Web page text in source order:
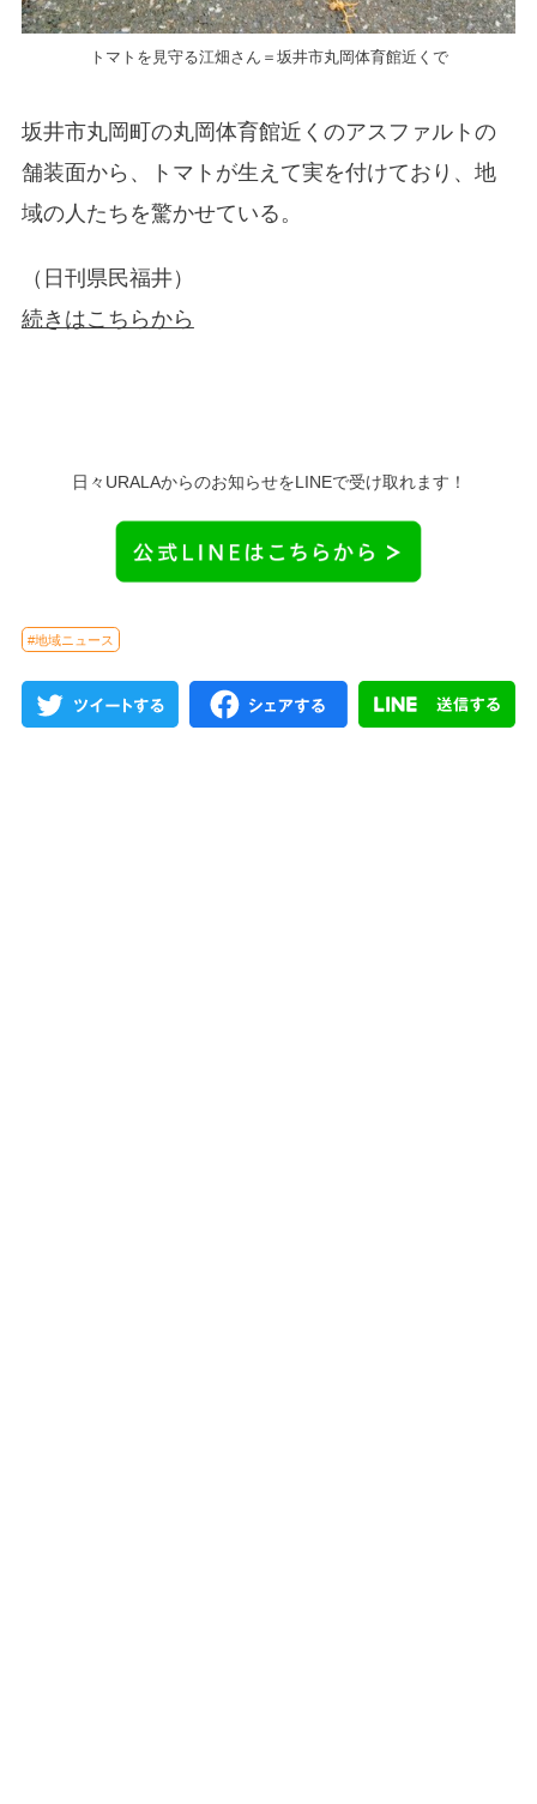
トマトを見守る江畑さん＝坂井市丸岡体育館近くで
坂井市丸岡町の丸岡体育館近くのアスファルトの
舗装面から、トマトが生えて実を付けており、地
域の人たちを驚かせている。
（日刊県民福井）
続きはこちらから
日々URALAからのお知らせをLINEで受け取れます！
#地域ニュース